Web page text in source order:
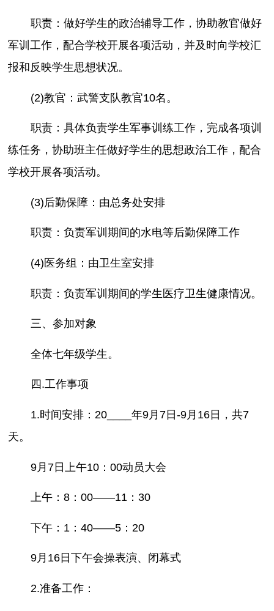
职责：做好学生的政治辅导工作，协助教官做好
军训工作，配合学校开展各项活动，并及时向学校汇
报和反映学生思想状况。
(2)教官：武警支队教官10名。
职责：具体负责学生军事训练工作，完成各项训
练任务，协助班主任做好学生的思想政治工作，配合
学校开展各项活动。
(3)后勤保障：由总务处安排
职责：负责军训期间的水电等后勤保障工作
(4)医务组：由卫生室安排
职责：负责军训期间的学生医疗卫生健康情况。
三、参加对象
全体七年级学生。
四.工作事项
1.时间安排：20____年9月7日-9月16日，共7
天。
9月7日上午10：00动员大会
上午：8：00——11：30
下午：1：40——5：20
9月16日下午会操表演、闭幕式
2.准备工作：